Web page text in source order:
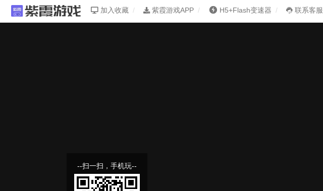
加入收藏 紫霞游戏APP H5+Flash变速器 联系客服
--扫一扫，手机玩--